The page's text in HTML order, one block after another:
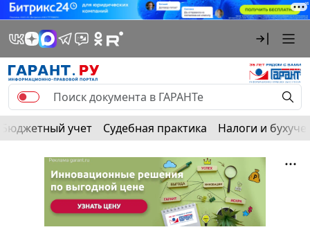
Бюджетный учет Судебная практика Налоги и